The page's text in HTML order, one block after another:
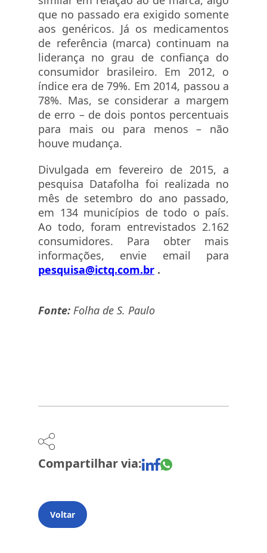
que no passado era exigido somente
aos genéricos. Já os medicamentos
de referência (marca) continuam na
liderança no grau de confiança do
consumidor brasileiro. Em 2012, o
índice era de 79%. Em 2014, passou a
78%. Mas, se considerar a margem
de erro – de dois pontos percentuais
para mais ou para menos – não
houve mudança.
Divulgada em fevereiro de 2015, a
pesquisa Datafolha foi realizada no
mês de setembro do ano passado,
em 134 municípios de todo o país.
Ao todo, foram entrevistados 2.162
consumidores. Para obter mais
informações, envie email para
pesquisa@ictq.com.br .
Fonte: Folha de S. Paulo
Compartilhar via:
Voltar